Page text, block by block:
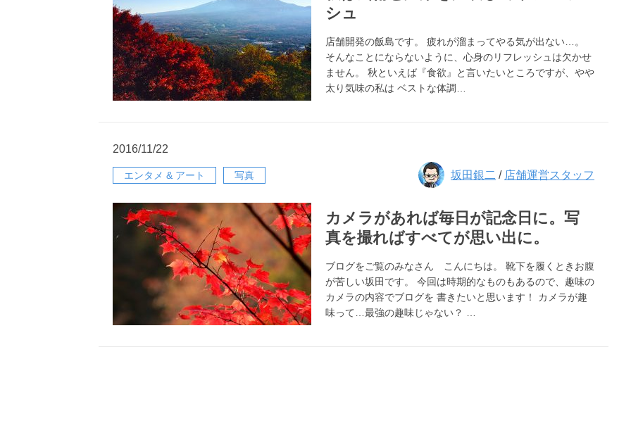
シュ
店舗開発の飯島です。 疲れが溜まってやる気が出ない…。
そんなことにならないように、心身のリフレッシュは欠かせ
ません。 秋といえば『食欲』と言いたいところですが、やや
太り気味の私は ベストな体調…
2016/11/22
エンタメ & アート 写真 坂田銀二 / 店舗運営スタッフ
カメラがあれば毎日が記念日に。写
真を撮ればすべてが思い出に。
ブログをご覧のみなさん こんにちは。 靴下を履くときお腹
が苦しい坂田です。 今回は時期的なものもあるので、趣味の
カメラの内容でブログを 書きたいと思います！ カメラが趣
味って…最強の趣味じゃない？ …